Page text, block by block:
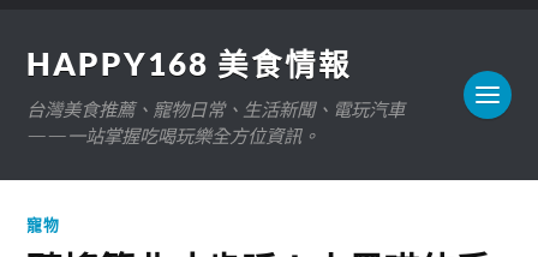
HAPPY168 美食情報
台灣美食推薦、寵物日常、生活新聞、電玩汽車
——一站掌握吃喝玩樂全方位資訊。
寵物